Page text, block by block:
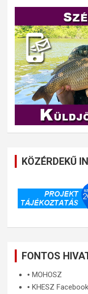
KÖZÉRDEKŰ
FONTOS
🞄 MOHOSZ
🞄 KHESZ